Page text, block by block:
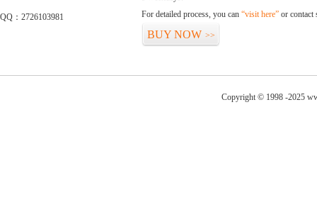
QQ：2726103981
For detailed process, you can “visit here” or contact
BUY NOW >>
Copyright © 1998 -2025